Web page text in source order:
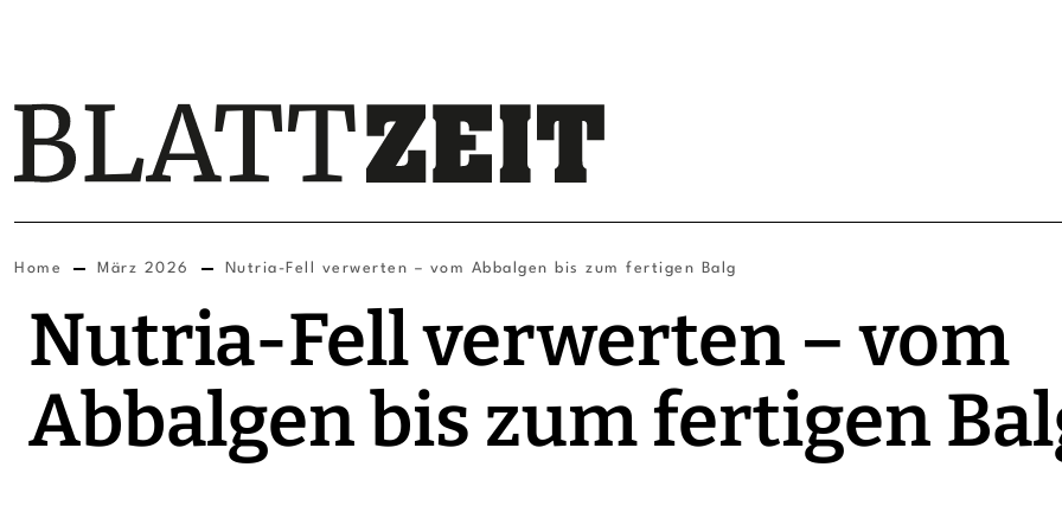
Home März 2026 Nutria-Fell verwerten – vom Abbalgen bis zum fertigen Balg
Nutria-Fell verwerten – vom
Abbalgen bis zum fertigen